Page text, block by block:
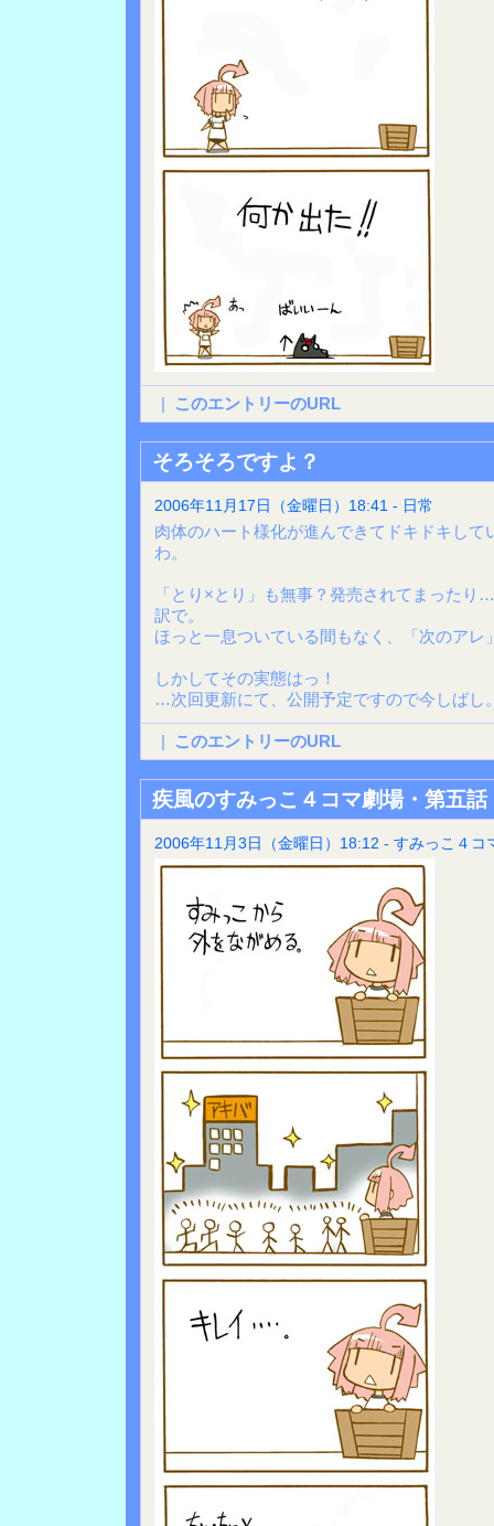
| このエントリーのURL
そろそろですよ？
2006年11月17日（金曜日）18:41 - 日常
肉体のハート様化が進んできてドキドキして
わ。
「とり×とり」も無事？発売されてまった
訳で。
ほっと一息ついている間もなく、「次のアレ
しかしてその実態はっ！
…次回更新にて、公開予定ですので今しばし
| このエントリーのURL
疾風のすみっこ４コマ劇場・第五
2006年11月3日（金曜日）18:12 - すみっこ４コ